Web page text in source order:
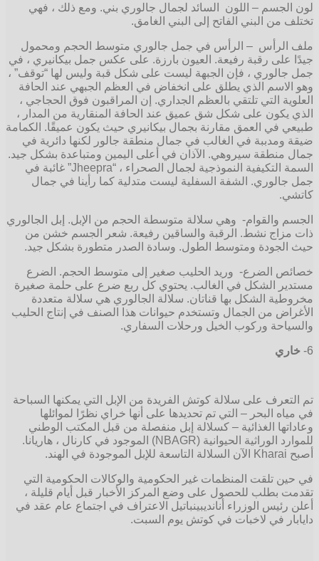
لون الجسم – اللون السائد لجمال جالوري بني. ومع ذلك ، فهي
تختلف من البني الفاتح إلى البني الغامق.
ملف الرأس – الرأس في جمل جالوري متوسط الحجم ومحمول
جيدًا على رقبة رفيعة. العيون بارزة. على عكس جمل بيكانيري ، في
جمل جالوري ، فإن الجبهة ليست على شكل قبة وليس لها “توقف” ،
وهو الاسم الذي يطلق على انخفاض في العظم الجبهي عند الحافة
العلوية التي تلتقي بالعظم الجداري. إن المراقبون فوق الحجاجي ،
الذي يكون على شكل شق عميق عند الحافة المنقارية من المدار ،
طبيعي في العمق مقارنة بجمال بيكانيري حيث يكون عميقًا. الكمامة
ضيقة ومدببة في الغالب في جمال منطقة جالور لكنها دائرية في
جمال منطقة سيروهي. الآذان في أعلى اليمين ومتباعدة بشكل جيد.
السمة التكيفية النموذجية لجمال الصحراء ، “Jheepra” غائبة في
جمل جالوري. الشفة السفلية ليست متدلية كما رأينا في جمال
كاتشي.
الجسم والقوام- وهي سلالة متوسطة الحجم من الإبل. إبل الجالوري
ذات مزاج نشط. الرقبة والساقين رفيعة. شعر الجسم خشن من
حيث الجودة ومتوسط الطول. وسادة الصدر متطورة بشكل جيد.
خصائص الضرع- وريد الحليب صغير إلى متوسط الحجم. الضرع
مستدير الشكل في الغالب. يحتوي كل ربع ضرع على حلمة صغيرة
مخروطية الشكل بها قناتان. سلالة الجالوري هي سلالة متعددة
الأغراض من الجمال وتستخدم حيوانات هذا الصنف في إنتاج الحليب
والسياحة وركوب الخيل ورحلات السفاري.
6- خاري
تم التعرف على سلالة كوتش الفريدة من الإبل التي يمكنها السباحة
في مياه البحر – التي تم تحديدها على أنها خراي نظرًا لموائلها
وعاداتها الغذائية – كسلالة إبل منفصلة من قبل المكتب الوطني
للموارد الوراثية الحيوانية (NBAGR) الموجود في كارنال ، هاريانا.
أصبح Kharai الآن السلالة التاسعة للإبل الموجودة في الهند.
في حين تلقت المنظمات غير الحكومية والوكالات الحكومية التي
تقدمت بطلب للحصول على وضع المركز الأخبار قبل أيام قليلة ،
أعلن رئيس الوزراء أنانديبينباتيل الاعتراف في اجتماع عام عقد في
دايابار في لاخبات في كوتش يوم السبت.